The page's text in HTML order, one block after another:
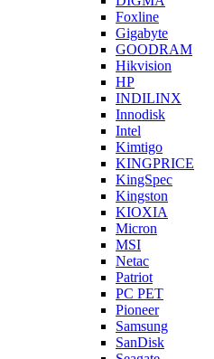
Foxline
Gigabyte
GOODRAM
Hikvision
HP
INDILINX
Innodisk
Intel
Kimtigo
KINGPRICE
KingSpec
Kingston
KIOXIA
Micron
MSI
Netac
Patriot
PC PET
Pioneer
Samsung
SanDisk